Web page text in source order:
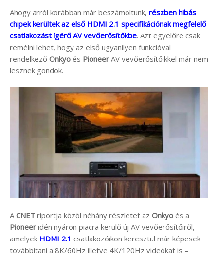
Ahogy arról korábban már beszámoltunk, részben hibás
chipek kerültek az első HDMI 2.1 specifikációnak megfelelő
csatlakozást ígérő AV vevőerősítőkbe. Azt egyelőre csak
remélni lehet, hogy az első ugyanilyen funkcióval
rendelkező Onkyo és Pioneer AV vevőerősítőikkel már nem
lesznek gondok.
A CNET riportja közöl néhány részletet az Onkyo és a
Pioneer idén nyáron piacra kerülő új AV vevőerősítőiről,
amelyek HDMI 2.1 csatlakozóikon keresztül már képesek
továbbítani a 8K/60Hz illetve 4K/120Hz videókat is –